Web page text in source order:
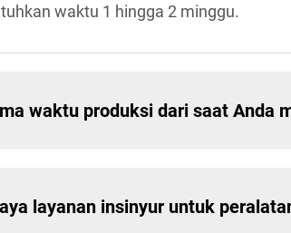
waktu 1 hingga 2 minggu.
waktu produksi dari saat Anda
layanan insinyur untuk